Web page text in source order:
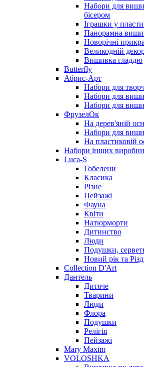
Набори для
бісером
Іграшки у
Панорамна
Новорічні
Великодній
Вишивка гладдю
Butterfly
Абрис-Арт
Набори для
Набори для
Набори для
ФрузелОк
На дерев'яній
Набори для
На пластиковій
Набори інших
Luca-S
Гобелени
Класика
Різне
Пейзажі
Фауна
Квіти
Натюрморти
Дитинство
Люди
Подушки,
Новий рік та
Collection D'Art
Дантель
Дитяче
Тварини
Люди
Флора
Подушки
Релігія
Пейзажі
Mary Maxim
VOLOSHKA